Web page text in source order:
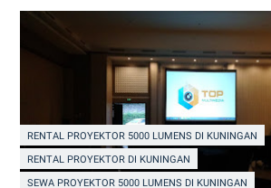
RENTAL PROYEKTOR 5000 LUMENS DI KUNINGAN
RENTAL PROYEKTOR DI KUNINGAN
SEWA PROYEKTOR 5000 LUMENS DI KUNINGAN